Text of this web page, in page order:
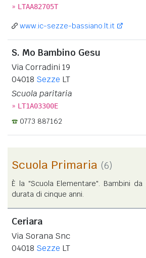
» LTAA82705T
www.ic-sezze-bassiano.lt.it
S. Mo Bambino Gesu
Via Corradini 19
04018 Sezze LT
Scuola paritaria
» LT1A03300E
0773 887162
Scuola Primaria (6)
È la "Scuola Elementare". Bambini
durata di cinque anni.
Ceriara
Via Sorana Snc
04018 Sezze LT